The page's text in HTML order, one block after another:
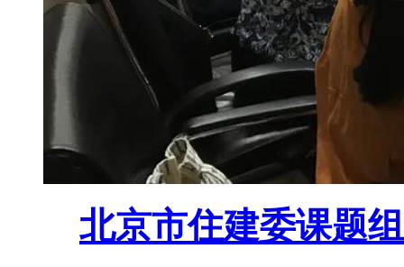
北京市住建委课题